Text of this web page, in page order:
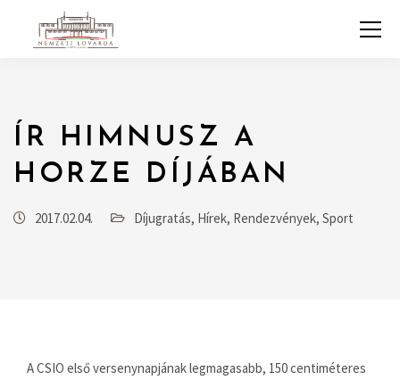
ÍR HIMNUSZ A
HORZE DÍJÁBAN
2017.02.04. Díjugratás, Hírek, Rendezvények, Sport
A CSIO első versenynapjának legmagasabb, 150 centiméteres